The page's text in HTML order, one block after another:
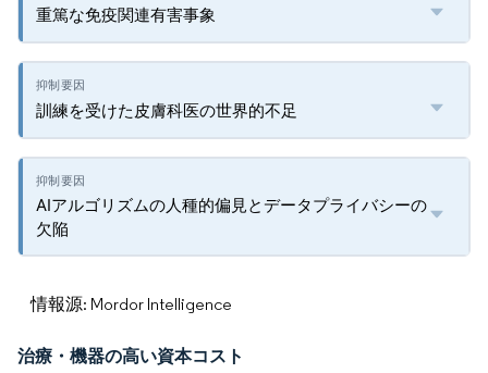
重篤な免疫関連有害事象
訓練を受けた皮膚科医の世界的不足
AIアルゴリズムの人種的偏見とデータプライバシーの
欠陥
情報源: Mordor Intelligence
治療・機器の高い資本コスト